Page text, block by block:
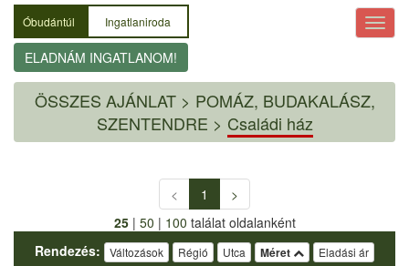
Óbudántúl Ingatlaniroda
ELADNÁM INGATLANOM!
ÖSSZES AJÁNLAT> POMÁZ, BUDAKALÁSZ,
SZENTENDRE > Családi ház
< 1
>
25| 50 | 100 találat oldalanként
Rendezés:
Változások Régió Utca Méret Eladási ár